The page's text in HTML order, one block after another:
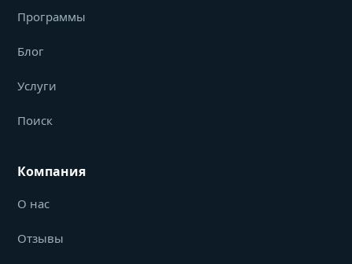
Программы
Блог
Услуги
Поиск
Компания
О нас
Отзывы